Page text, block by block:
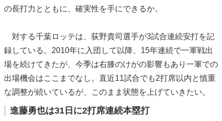
の長打力とともに、確実性を手にできるか。
対する千葉ロッテは、荻野貴司選手が3試合連続安打を記
録している。2010年に入団して以降、15年連続で一軍戦出
場を続けてきたが、今季は右膝のけがの影響もあり一軍での
出場機会はここまでなし。直近11試合でも2打席以内と慎重
な調整が続いているが、このまま状態を上げていきたい。
進藤勇也は31日に2打席連続本塁打